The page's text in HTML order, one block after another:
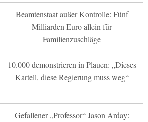
Beamtenstaat außer Kontrolle: Fünf
Milliarden Euro allein für
Familienzuschläge
10.000 demonstrieren in Plauen: „Dieses
Kartell, diese Regierung muss weg“
Gefallener „Professor“ Jason Arday: